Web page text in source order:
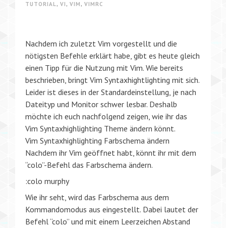
TUTORIAL, VI , VIM , VIMRC
Nachdem ich zuletzt Vim vorgestellt und die
nötigsten Befehle erklärt habe, gibt es heute gleich
einen Tipp für die Nutzung mit Vim. Wie bereits
beschrieben, bringt Vim Syntaxhightlighting mit sich.
Leider ist dieses in der Standardeinstellung, je nach
Dateityp und Monitor schwer lesbar. Deshalb
möchte ich euch nachfolgend zeigen, wie ihr das
Vim Syntaxhighlighting Theme ändern könnt.
Vim Syntaxhighlighting Farbschema ändern
Nachdem ihr Vim geöffnet habt, könnt ihr mit dem
“colo”-Befehl das Farbschema ändern.
:colo murphy
Wie ihr seht, wird das Farbschema aus dem
Kommandomodus aus eingestellt. Dabei lautet der
Befehl “colo” und mit einem Leerzeichen Abstand